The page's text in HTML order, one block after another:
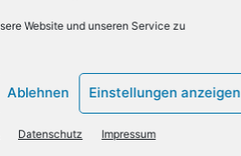
Website und unseren Service zu
Ablehnen Einstellungen anzeigen
Datenschutz Impressum
noch pessimistischer als